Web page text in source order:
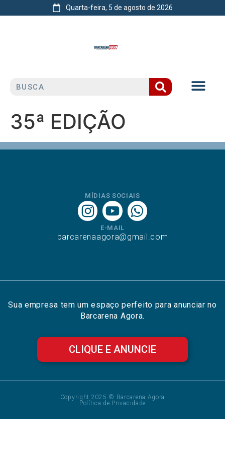
Quarta-feira, 5 de agosto de 2026
35ª EDIÇÃO
MÍDIAS SOCIAIS
E-MAIL
barcarenaagora@gmail.com
Sua empresa tem um espaço perfeito para anunciar no
Barcarena Agora.
CLIQUE E ANUNCIE
Copyright 2025 © Barcarena Agora
Política de Privacidade